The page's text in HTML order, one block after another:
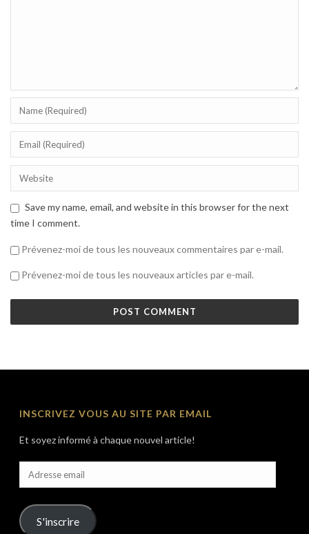
Save my name, email, and website in this browser for the next
time I comment.
Prévenez-moi de tous les nouveaux commentaires par e-mail.
Prévenez-moi de tous les nouveaux articles par e-mail.
INSCRIVEZ VOUS AU SITE PAR EMAIL
Et soyez informé à chaque nouvel article!
Adresse
email
S'inscrire